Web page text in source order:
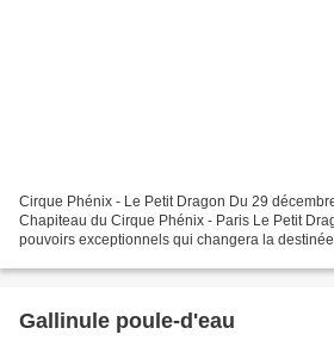
Cirque Phénix - Le Petit Dragon Du 29
Chapiteau du Cirque Phénix - Paris Le Petit
pouvoirs exceptionnels qui changera la
Gallinule poule-d'eau